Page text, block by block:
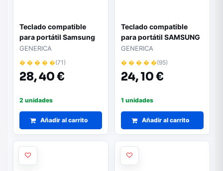
Teclado compatible
para portátil Samsung
NP-RF710/RF711 -
Repuesto BA59-
02848D
GENERICA
� � � � �(71)
28,40 €
2 unidades
Añadir al carrito
Teclado compatible
para portátil SAMSUNG
np300 / np300e5a /
np300v5a negro
GENERICA
� � � � �(95)
24,10 €
1 unidades
Añadir al carrito